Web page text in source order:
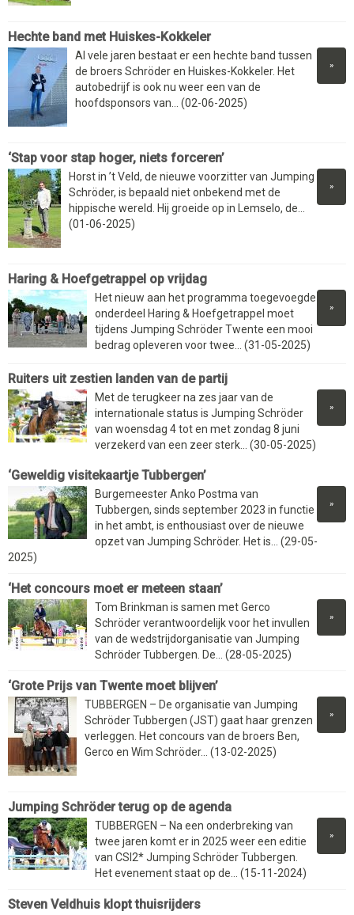
Hechte band met Huiskes-Kokkeler
»
Al vele jaren bestaat er een hechte band tussen
de broers Schröder en Huiskes-Kokkeler. Het
autobedrijf is ook nu weer een van de
hoofdsponsors van... (02-06-2025)
‘Stap voor stap hoger, niets forceren’
»
Horst in ’t Veld, de nieuwe voorzitter van Jumping
Schröder, is bepaald niet onbekend met de
hippische wereld. Hij groeide op in Lemselo, de...
(01-06-2025)
Haring & Hoefgetrappel op vrijdag
»
Het nieuw aan het programma toegevoegde
onderdeel Haring & Hoefgetrappel moet
tijdens Jumping Schröder Twente een mooi
bedrag opleveren voor twee... (31-05-2025)
Ruiters uit zestien landen van de partij
»
Met de terugkeer na zes jaar van de
internationale status is Jumping Schröder
van woensdag 4 tot en met zondag 8 juni
verzekerd van een zeer sterk... (30-05-2025)
‘Geweldig visitekaartje Tubbergen’
»
Burgemeester Anko Postma van
Tubbergen, sinds september 2023 in functie
in het ambt, is enthousiast over de nieuwe
opzet van Jumping Schröder. Het is... (29-05-
2025)
‘Het concours moet er meteen staan’
»
Tom Brinkman is samen met Gerco
Schröder verantwoordelijk voor het invullen
van de wedstrijdorganisatie van Jumping
Schröder Tubbergen. De... (28-05-2025)
‘Grote Prijs van Twente moet blijven’
»
TUBBERGEN – De organisatie van Jumping
Schröder Tubbergen (JST) gaat haar grenzen
verleggen. Het concours van de broers Ben,
Gerco en Wim Schröder... (13-02-2025)
Jumping Schröder terug op de agenda
»
TUBBERGEN – Na een onderbreking van
twee jaren komt er in 2025 weer een editie
van CSI2* Jumping Schröder Tubbergen.
Het evenement staat op de... (15-11-2024)
Steven Veldhuis klopt thuisrijders